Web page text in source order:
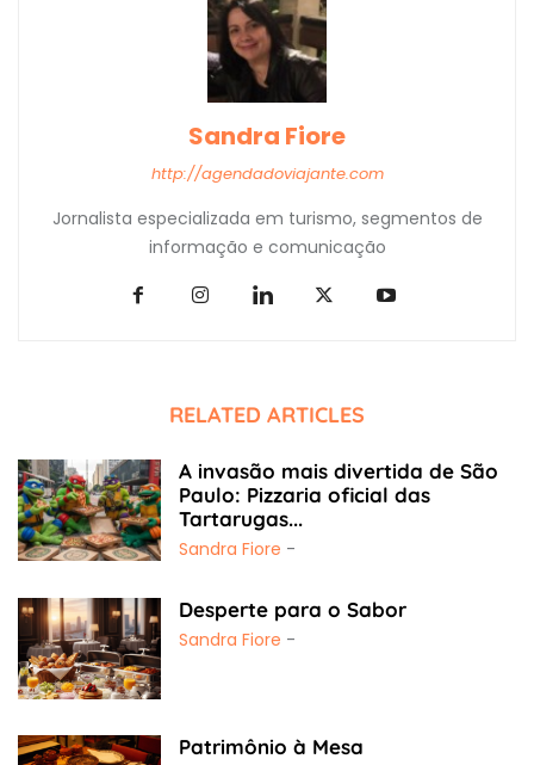
Sandra Fiore
http://agendadoviajante.com
Jornalista especializada em turismo, segmentos de
informação e comunicação
RELATED ARTICLES
A invasão mais divertida de São
Paulo: Pizzaria oficial das
Tartarugas...
Sandra Fiore -
Desperte para o Sabor
Sandra Fiore -
Patrimônio à Mesa